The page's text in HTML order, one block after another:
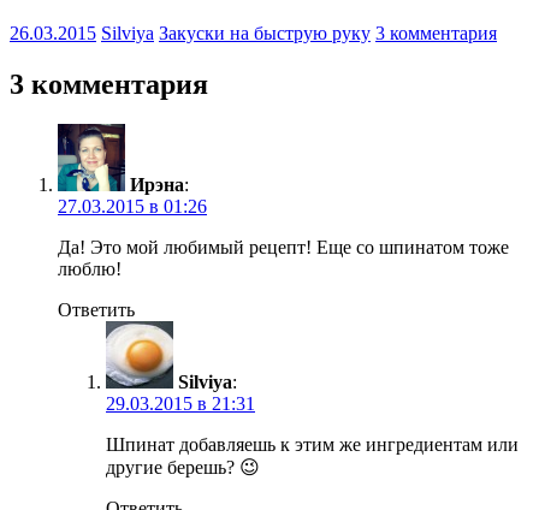
26.03.2015 Silviya Закуски на быструю руку 3 комментария
3 комментария
Ирэна:
27.03.2015 в 01:26
Да! Это мой любимый рецепт! Еще со шпинатом тоже
люблю!
Ответить
Silviya:
29.03.2015 в 21:31
Шпинат добавляешь к этим же ингредиентам или
другие берешь? 😉